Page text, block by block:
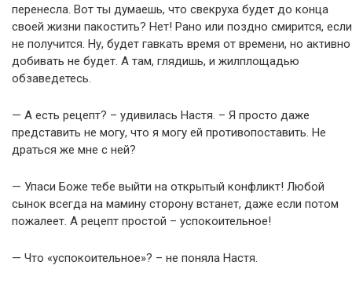
перенесла. Вот ты думаешь, что свекруха будет до конца
своей жизни пакостить? Нет! Рано или поздно смирится, если
не получится. Ну, будет гавкать время от времени, но активно
добивать не будет. А там, глядишь, и жилплощадью
обзаведетесь.
— А есть рецепт? – удивилась Настя. – Я просто даже
представить не могу, что я могу ей противопоставить. Не
драться же мне с ней?
— Упаси Боже тебе выйти на открытый конфликт! Любой
сынок всегда на мамину сторону встанет, даже если потом
пожалеет. А рецепт простой – успокоительное!
— Что «успокоительное»? – не поняла Настя.